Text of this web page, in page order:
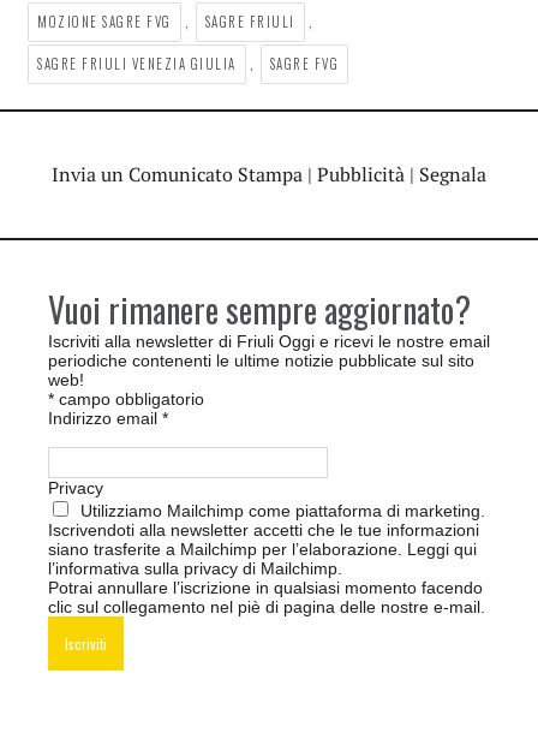
MOZIONE SAGRE FVG SAGRE FRIULI
SAGRE FRIULI VENEZIA GIULIA SAGRE FVG
Invia un Comunicato Stampa | Pubblicità | Segnala
Vuoi rimanere sempre aggiornato?
Iscriviti alla newsletter di Friuli Oggi e ricevi le nostre email
periodiche contenenti le ultime notizie pubblicate sul sito
web!
* campo obbligatorio
Indirizzo email *
Privacy
Utilizziamo Mailchimp come piattaforma di marketing.
Iscrivendoti alla newsletter accetti che le tue informazioni
siano trasferite a Mailchimp per l’elaborazione. Leggi qui
l’informativa sulla privacy di Mailchimp
Potrai annullare l’iscrizione in qualsiasi momento facendo
clic sul collegamento nel piè di pagina delle nostre e-mail.